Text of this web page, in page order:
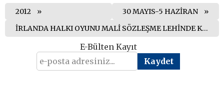
2012
30 MAYIS-5 HAZİRAN
İRLANDA HALKI OYUNU MALİ SÖZLEŞME LEHİNDE KULLANDI
E-Bülten Kayıt